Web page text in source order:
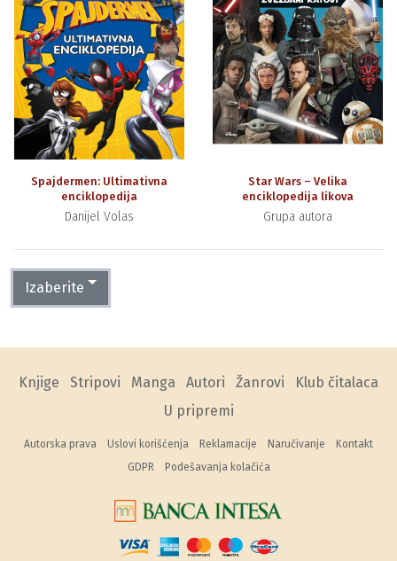
Spajdermen: Ultimativna
enciklopedija
Danijel Volas
Star Wars – Velika
enciklopedija likova
Grupa autora
Izaberite
Knjige Stripovi Manga Autori Žanrovi
Klub čitalaca
U pripremi
Autorska prava Uslovi korišćenja Reklamacije Naručivanje
Kontakt
GDPR
Podešavanja kolačića